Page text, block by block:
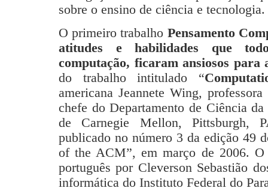
sobre o ensino de ciência e tecnologia.
O primeiro trabalho Pensamento
atitudes e habilidades que
computação, ficaram ansiosos para
do trabalho intitulado “
americana Jeannete Wing,
chefe do Departamento de Ciência
de Carnegie Mellon, Pittsburgh,
publicado no número 3 da edição 49
of the ACM”, em março de 2006.
português por Cleverson Sebastião
informática do Instituto Federal do